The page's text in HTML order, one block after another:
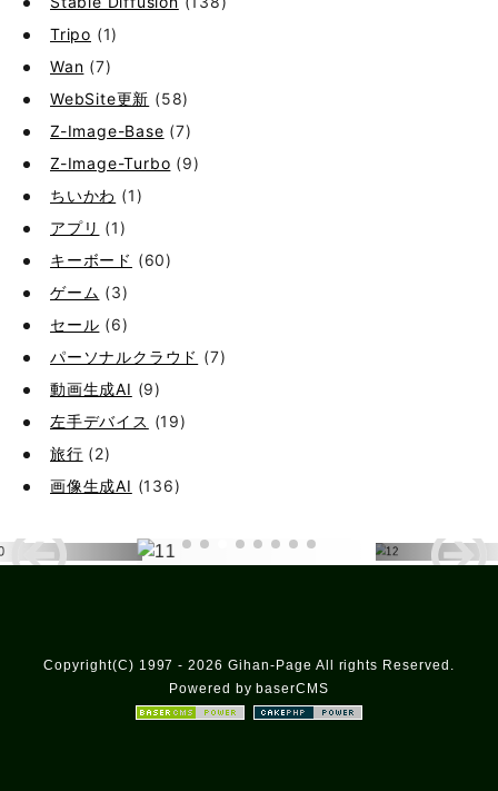
Tripo (1)
Wan (7)
WebSite更新 (58)
Z-Image-Base (7)
Z-Image-Turbo (9)
ちいかわ (1)
アプリ (1)
キーボード (60)
ゲーム (3)
セール (6)
パーソナルクラウド (7)
動画生成AI (9)
左手デバイス (19)
旅行 (2)
画像生成AI (136)
Copyright(C) 1997 - 2026 Gihan-Page All rights Reserved.
Powered by baserCMS